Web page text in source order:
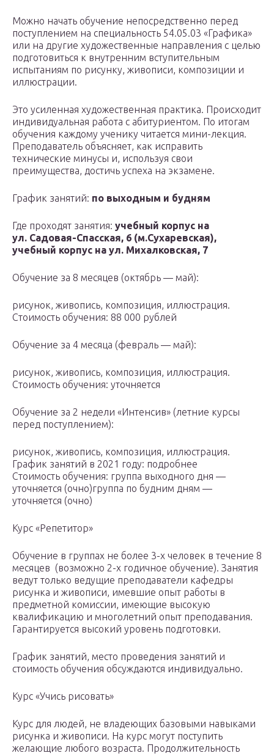
Можно начать обучение непосредственно перед
поступлением на специальность 54.05.03 «Графика»
или на другие художественные направления с целью
подготовиться к внутренним вступительным
испытаниям по рисунку, живописи, композиции и
иллюстрации.
Это усиленная художественная практика. Происходит
индивидуальная работа с абитуриентом. По итогам
обучения каждому ученику читается мини-лекция.
Преподаватель объясняет, как исправить
технические минусы и, используя свои
преимущества, достичь успеха на экзамене.
График занятий: по выходным и будням
Где проходят занятия: учебный корпус на
ул. Садовая-Спасская, 6 (м.Сухаревская),
учебный корпус на ул. Михалковская, 7
Обучение за 8 месяцев (октябрь — май):
рисунок, живопись, композиция, иллюстрация.
Стоимость обучения: 88 000 рублей
Обучение за 4 месяца (февраль — май):
рисунок, живопись, композиция, иллюстрация.
Стоимость обучения: уточняется
Обучение за 2 недели «Интенсив» (летние курсы
перед поступлением):
рисунок, живопись, композиция, иллюстрация.
График занятий в 2021 году: подробнее
Стоимость обучения: группа выходного дня —
уточняется (очно)группа по будним дням —
уточняется (очно)
Курс «Репетитор»
Обучение в группах не более 3-х человек в течение 8
месяцев (возможно 2-х годичное обучение). Занятия
ведут только ведущие преподаватели кафедры
рисунка и живописи, имевшие опыт работы в
предметной комиссии, имеющие высокую
квалификацию и многолетний опыт преподавания.
Гарантируется высокий уровень подготовки.
График занятий, место проведения занятий и
стоимость обучения обсуждаются индивидуально.
Курс «Учись рисовать»
Курс для людей, не владеющих базовыми навыками
рисунка и живописи. На курс могут поступить
желающие любого возраста. Продолжительность